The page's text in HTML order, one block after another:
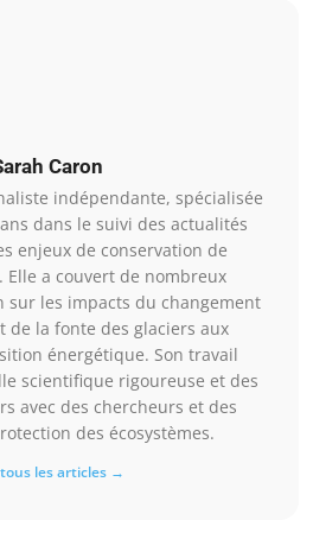
Caron
indépendante, spécialisée
dans le suivi des actualités
enjeux de conservation de
Elle a couvert de nombreux
sur les impacts du changement
de la fonte des glaciers aux
énergétique. Son travail
scientifique rigoureuse et des
avec des chercheurs et des
des écosystèmes.
les articles →